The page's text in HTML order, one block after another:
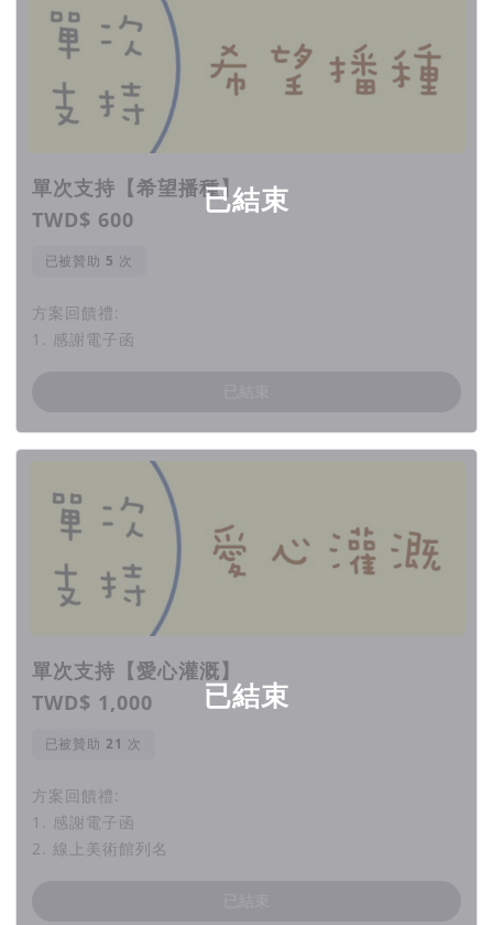
讓這些ADHD的孩子與你所想的，真的很不
讓每個孩子都有發光的機會，都能夠在自己
的天空裡捕捉星星
⭐︎
更多人認識這些特色兒童。並舉辦多元課程、活動，期待能夠展
望更多家庭，共創雙贏未來。
幫助每個ADHD孩童發展自己的
一起培育出更多小小美術家！
需要你的幫助！
👉👉👉112年 ADHD兒童心動美術展 回顧影片
已結束
單次支持【希望播種】
TWD$ 600
已被贊助 次
方案回饋禮:
1. 感謝電子函
已結束
單次支持【愛心灌溉】
TWD$ 1,000
已被贊助 次
方案回饋禮:
1. 感謝電子函
2. 線上美術館列名